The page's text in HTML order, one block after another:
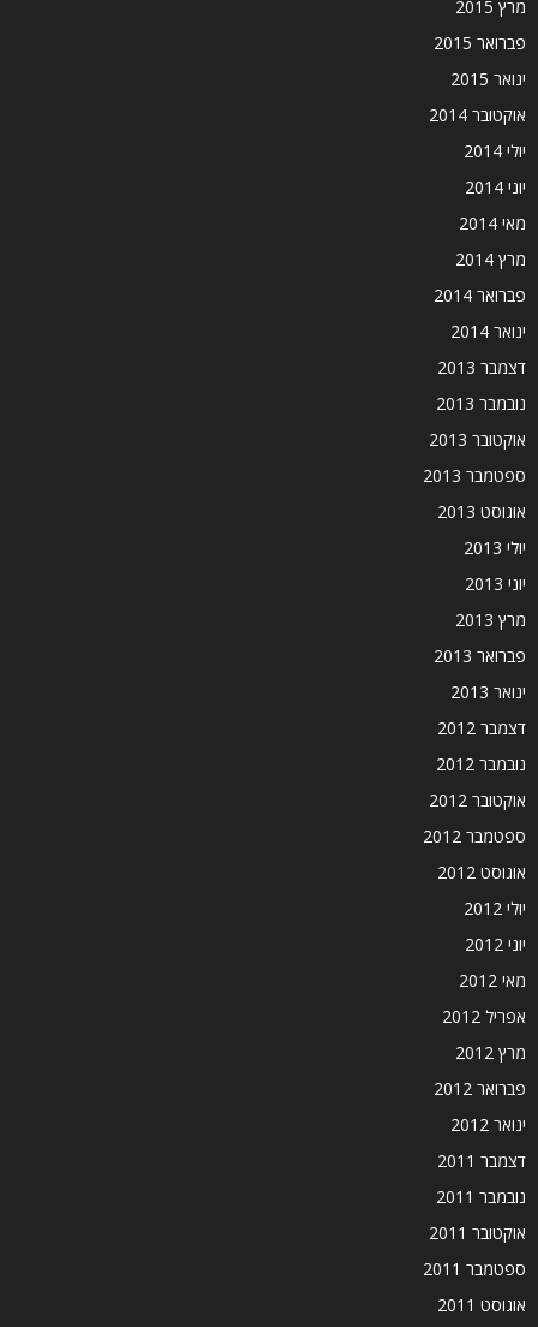
מרץ 2015
פברואר 2015
ינואר 2015
אוקטובר 2014
יולי 2014
יוני 2014
מאי 2014
מרץ 2014
פברואר 2014
ינואר 2014
דצמבר 2013
נובמבר 2013
אוקטובר 2013
ספטמבר 2013
אוגוסט 2013
יולי 2013
יוני 2013
מרץ 2013
פברואר 2013
ינואר 2013
דצמבר 2012
נובמבר 2012
אוקטובר 2012
ספטמבר 2012
אוגוסט 2012
יולי 2012
יוני 2012
מאי 2012
אפריל 2012
מרץ 2012
פברואר 2012
ינואר 2012
דצמבר 2011
נובמבר 2011
אוקטובר 2011
ספטמבר 2011
אוגוסט 2011